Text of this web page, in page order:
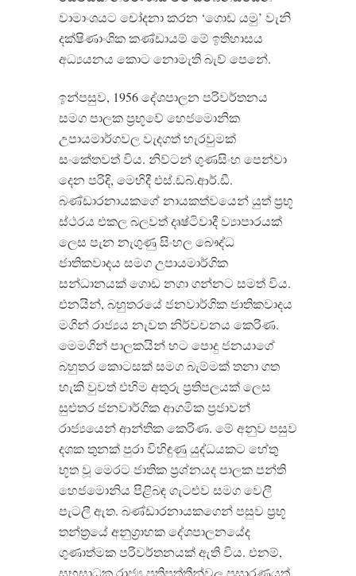
වාමාංශයට චෝදනා කරන ‘ගොඩ යමු’ වැනි
දක්ෂිණාංශික කණ්ඩායම් මේ ඉතිහාසය
අධ්‍යයනය කොට නොමැති බැව් පෙනේ.
ඉන්පසුව, 1956 දේශපාලන පරිවර්තනය
සමග පාලක ප්‍රභූවේ හෙජමොනික
උපායමාර්ගවල වැදගත් හැරවුමක්
සංකේතවත් විය. නිව්ටන් ගුණසිංහ පෙන්වා
දෙන පරිදි, මෙහිදී එස්.ඩබ්.ආර්.ඩී.
බණ්ඩාරනායකගේ නායකත්වයෙන් යුත් ප්‍රභූ
ස්ථරය එකල බලවත් දෘෂ්ටිවාදී ව්‍යාපාරයක්
ලෙස පැන නැගුණු සිංහල බෞද්ධ
ජාතිකවාදය සමග උපායමාර්ගික
සන්ධානයක් ගොඩ නගා ගන්නට සමත් විය.
එනයින්, බහුතරයේ ජනවාර්ගික ජාතිකවාදය
මගින් රාජ්‍යය නැවත නිර්වචනය කෙරිණ.
මෙමගින් පාලකයින් හට පොදු ජනයාගේ
බහුතර කොටසක් සමග බැම්මක් තනා ගත
හැකි වුවත් එහිම අතුරු ප්‍රතිපලයක් ලෙස
සුළුතර ජනවාර්ගික ආගමික ප්‍රජාවන්
රාජ්‍යයෙන් ආන්තික කෙරිණ. මේ අනුව පසුව
දශක තුනක් පුරා විහිඳුණු යුද්ධයකට හේතු
භූත වූ මෙරට ජාතික ප්‍රශ්නයද පාලක පන්ති
හෙජමොනිය පිළිබඳ ගැටළුව සමග වෙලී
පැටලී ඇත. බණ්ඩාරනායකගෙන් පසුව ප්‍රභූ
තන්ත්‍රයේ අනුග්‍රාහක දේශපාලනයේද
ගුණාත්මක පරිවර්තනයක් ඇති විය. එනම්,
සුභසාධක රාජ්‍ය ප්‍රතිපත්තීන්වල ප්‍රසාරණයත්,